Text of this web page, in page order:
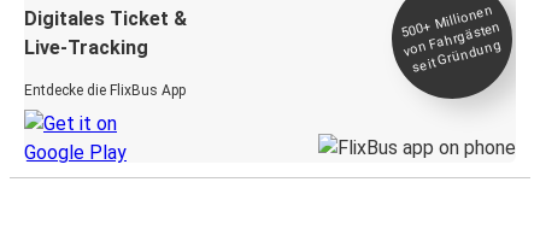
Digitales Ticket &
Live-Tracking
Entdecke die FlixBus App
500+
Millionen
von Fahrgästen
seit
Gründung